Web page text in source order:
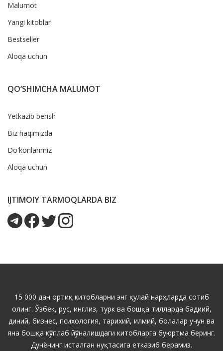
Malumot
Yangi kitoblar
Bestseller
Aloqa uchun
QO‘SHIMCHA MALUMOT
Yetkazib berish
Biz haqimizda
Do'konlarimiz
Aloqa uchun
IJTIMOIY TARMOQLARDA BIZ
15 000 дан ортиқ китобларни энг қулай нарҳларда сотиб
олинг. Ўзбек, рус, инглиз, турк ва бошқа тилларда бадиий,
диний, бизнес, психология, тарихий, илмий, болалар учун ва
яна бошқа кўплаб йўналишдаги китобларга буюртма беринг.
Дунёнинг исталган нуқтасига етказиб берамиз.